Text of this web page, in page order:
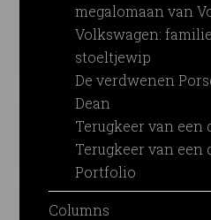
megalomaan van
Volkswagen:
stoeltjewip
De verdwenen
Dean
Terugkeer van een
Terugkeer van een
Portfolio
Columns